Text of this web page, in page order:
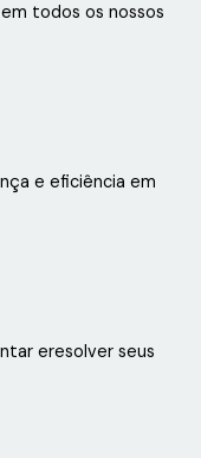
todos os nossos
e eficiência em
eresolver seus